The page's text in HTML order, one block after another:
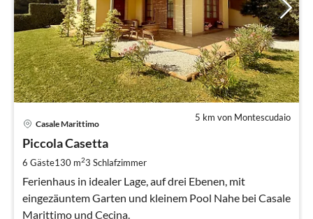
5 km von Montescudaio
Casale Marittimo
Piccola Casetta
6 Gäste130 m23 Schlafzimmer
Ferienhaus in idealer Lage, auf drei Ebenen, mit
eingezäuntem Garten und kleinem Pool Nahe bei Casale
Marittimo und Cecina.